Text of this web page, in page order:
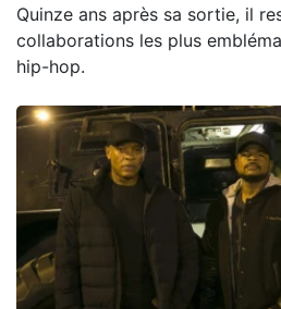
Quinze ans après sa sortie, il
collaborations les plus
hip-hop.